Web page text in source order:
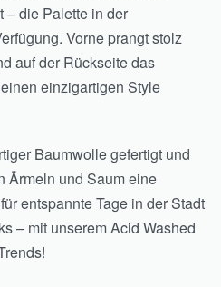
– die Palette in der
Vorne prangt stolz
auf der Rückseite das
einzigartigen Style
Baumwolle gefertigt und
Ärmeln und Saum eine
entspannte Tage in der Stadt
– mit unserem Acid Washed